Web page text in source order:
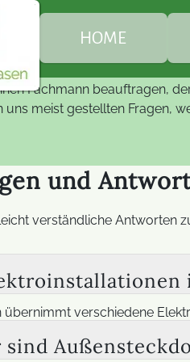
HOME
muss man mit
Fachmann beauftragen,
uns meist gestellten Fragen,
und
verständliche Antworten
verschiedene
im Außenbereich